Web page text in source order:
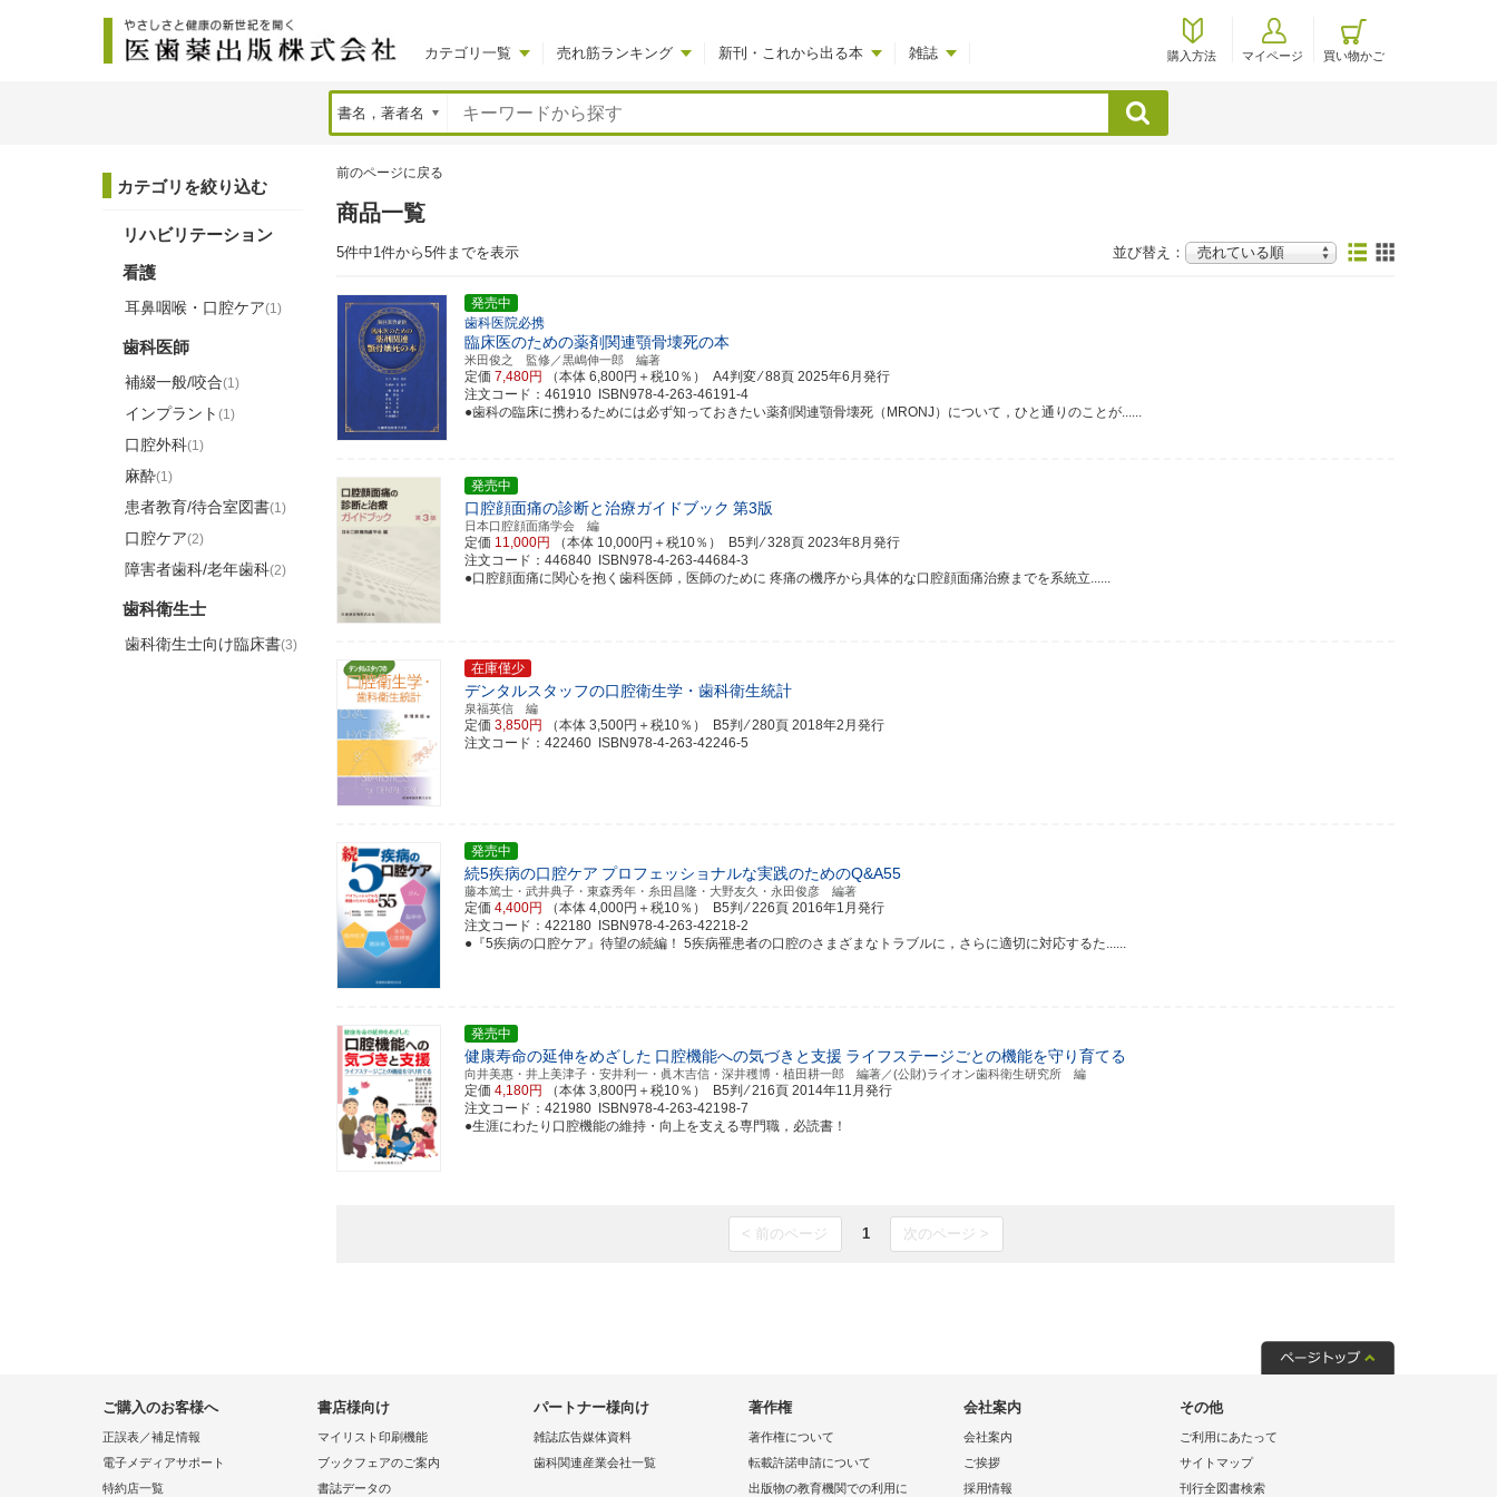
カテゴリ一覧 売れ筋ランキング 新刊・これから出る本 雑誌 購入方法 マイページ 買い物かご
検索
前のページに戻る
商品一覧
5件中1件から5件までを表示 並び替え：
発売中
歯科医院必携
臨床医のための薬剤関連顎骨壊死の本
米田俊之 監修／黒嶋伸一郎 編著
定価 7,480円 （本体 6,800円＋税10％） A4判変 ⁄ 88頁 2025年6月発行
注文コード：461910 ISBN978-4-263-46191-4
●歯科の臨床に携わるためには必ず知っておきたい薬剤関連顎骨壊死（MRONJ）について，ひと通りのことが......
発売中
口腔顔面痛の診断と治療ガイドブック 第3版
日本口腔顔面痛学会 編
定価 11,000円 （本体 10,000円＋税10％） B5判 ⁄ 328頁 2023年8月発行
注文コード：446840 ISBN978-4-263-44684-3
●口腔顔面痛に関心を抱く歯科医師，医師のために 疼痛の機序から具体的な口腔顔面痛治療までを系統立......
在庫僅少
デンタルスタッフの口腔衛生学・歯科衛生統計
泉福英信 編
定価 3,850円 （本体 3,500円＋税10％） B5判 ⁄ 280頁 2018年2月発行
注文コード：422460 ISBN978-4-263-42246-5
発売中
続5疾病の口腔ケア プロフェッショナルな実践のためのQ&A55
藤本篤士・武井典子・東森秀年・糸田昌隆・大野友久・永田俊彦 編著
定価 4,400円 （本体 4,000円＋税10％） B5判 ⁄ 226頁 2016年1月発行
注文コード：422180 ISBN978-4-263-42218-2
●『5疾病の口腔ケア』待望の続編！ 5疾病罹患者の口腔のさまざまなトラブルに，さらに適切に対応するた......
発売中
健康寿命の延伸をめざした 口腔機能への気づきと支援 ライフステージごとの機能を守り育てる
向井美惠・井上美津子・安井利一・眞木吉信・深井穫博・植田耕一郎 編著／(公財)ライオン歯科衛生研究所 編
定価 4,180円 （本体 3,800円＋税10％） B5判 ⁄ 216頁 2014年11月発行
注文コード：421980 ISBN978-4-263-42198-7
●生涯にわたり口腔機能の維持・向上を支える専門職，必読書！
< 前のページ 1 次のページ >
カテゴリを絞り込む
リハビリテーション
看護
耳鼻咽喉・口腔ケア(1)
歯科医師
補綴一般/咬合(1)
インプラント (1)
口腔外科(1)
麻酔(1)
患者教育/待合室図書(1)
口腔ケア(2)
障害者歯科/老年歯科(2)
歯科衛生士
歯科衛生士向け臨床書(3)
ご購入のお客様へ
正誤表／補足情報
電子メディアサポート
特約店一覧
書店様向け
マイリスト印刷機能
ブックフェアのご案内
書誌データの
パートナー様向け
雑誌広告媒体資料
歯科関連産業会社一覧
著作権
著作権について
転載許諾申請について
出版物の教育機関での利用に
会社案内
会社案内
ご挨拶
採用情報
その他
ご利用にあたって
サイトマップ
刊行全図書検索